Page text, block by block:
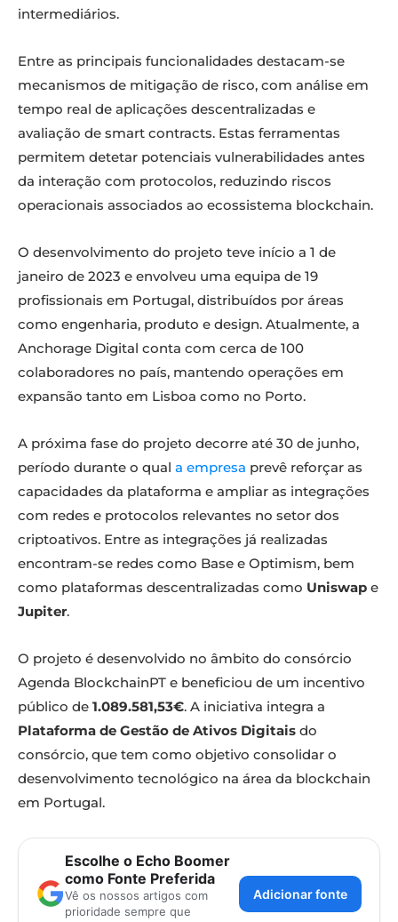
intermediários.
Entre as principais funcionalidades destacam-se
mecanismos de mitigação de risco, com análise em
tempo real de aplicações descentralizadas e
avaliação de smart contracts. Estas ferramentas
permitem detetar potenciais vulnerabilidades antes
da interação com protocolos, reduzindo riscos
operacionais associados ao ecossistema blockchain.
O desenvolvimento do projeto teve início a 1 de
janeiro de 2023 e envolveu uma equipa de 19
profissionais em Portugal, distribuídos por áreas
como engenharia, produto e design. Atualmente, a
Anchorage Digital conta com cerca de 100
colaboradores no país, mantendo operações em
expansão tanto em Lisboa como no Porto.
A próxima fase do projeto decorre até 30 de junho,
período durante o qual a empresa prevê reforçar as
capacidades da plataforma e ampliar as integrações
com redes e protocolos relevantes no setor dos
criptoativos. Entre as integrações já realizadas
encontram-se redes como Base e Optimism, bem
como plataformas descentralizadas como Uniswap e
Jupiter.
O projeto é desenvolvido no âmbito do consórcio
Agenda BlockchainPT e beneficiou de um incentivo
público de 1.089.581,53€. A iniciativa integra a
Plataforma de Gestão de Ativos Digitais do
consórcio, que tem como objetivo consolidar o
desenvolvimento tecnológico na área da blockchain
em Portugal.
Escolhe o Echo Boomer
como Fonte Preferida
Vê os nossos artigos com
prioridade sempre que
Adicionar fonte